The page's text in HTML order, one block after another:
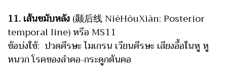
11. เส้นขมับหลัง(颞后线 NièHòuXiàn: Posterior
temporal line) หรือ MS11
ข้อบ่งใช้: ปวดศีรษะ ไมเกรน เวียนศีรษะ เสียงอื้อในหู หู
หนวก โรคของลำคอ-กระดูกต้นคอ